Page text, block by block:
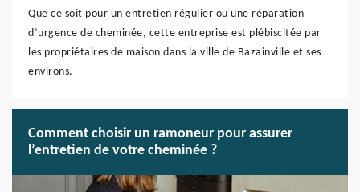
Que ce soit pour un entretien régulier ou une réparation
d’urgence de cheminée, cette entreprise est plébiscitée par
les propriétaires de maison dans la ville de Bazainville et ses
environs.
Comment choisir un ramoneur pour assurer
l’entretien de votre cheminée ?